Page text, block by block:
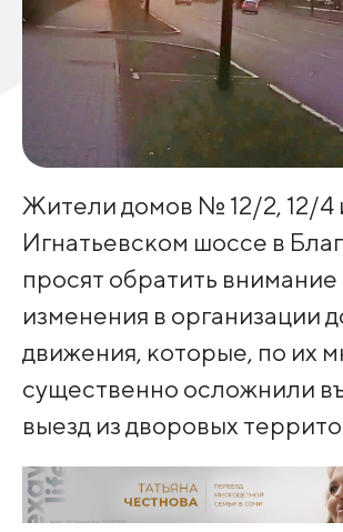
Жители домов № 12/2, 12/4
Игнатьевском шоссе в
просят обратить внимание
изменения в организации
движения, которые, по их
существенно осложнили
выезд из дворовых